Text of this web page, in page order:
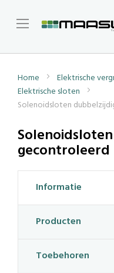
Home
Elektrische
Elektrische sloten
Solenoidsloten
gecontroleerd
Informatie
Producten
Toebehoren